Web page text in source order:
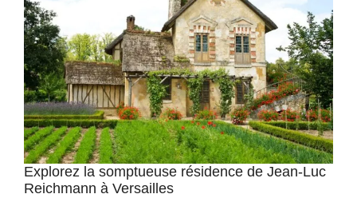
Explorez la somptueuse résidence de Jean-Luc
Reichmann à Versailles